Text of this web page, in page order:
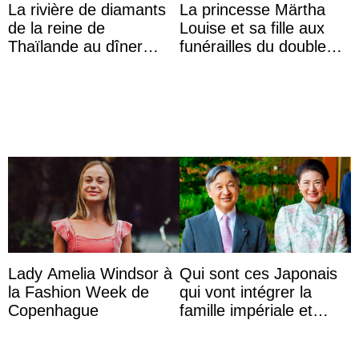
La rivière de diamants
de la reine de
Thaïlande au dîner
La princesse Märtha
Louise et sa fille aux
funérailles du double
Lady Amelia Windsor à
la Fashion Week de
Copenhague
Qui sont ces Japonais
qui vont intégrer la
famille impériale et